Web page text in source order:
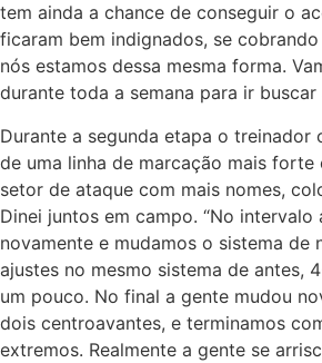
tem ainda a chance de conseguir o
ficaram bem indignados, se
nós estamos dessa mesma forma.
durante toda a semana para ir buscar
Durante a segunda etapa o treinador
de uma linha de marcação mais
setor de ataque com mais nomes,
Dinei juntos em campo. “No intervalo
novamente e mudamos o sistema de
ajustes no mesmo sistema de antes,
um pouco. No final a gente mudou
dois centroavantes, e terminamos
extremos. Realmente a gente se